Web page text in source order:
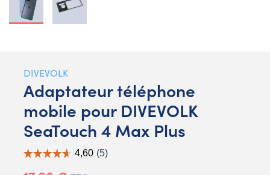
DIVEVOLK
Adaptateur téléphone
mobile pour DIVEVOLK
SeaTouch 4 Max Plus